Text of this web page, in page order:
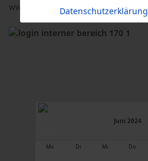
www.logl-bw.de
Juni 2024
Mo Di Mi Do
Datenschutzerklärung